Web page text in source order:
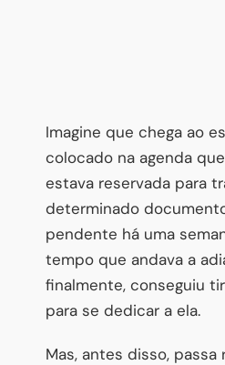
Imagine que chega ao
colocado na agenda
estava reservada para
determinado
pendente há uma
tempo que andava a
finalmente, conseguiu
para se dedicar a ela.
Mas, antes disso,